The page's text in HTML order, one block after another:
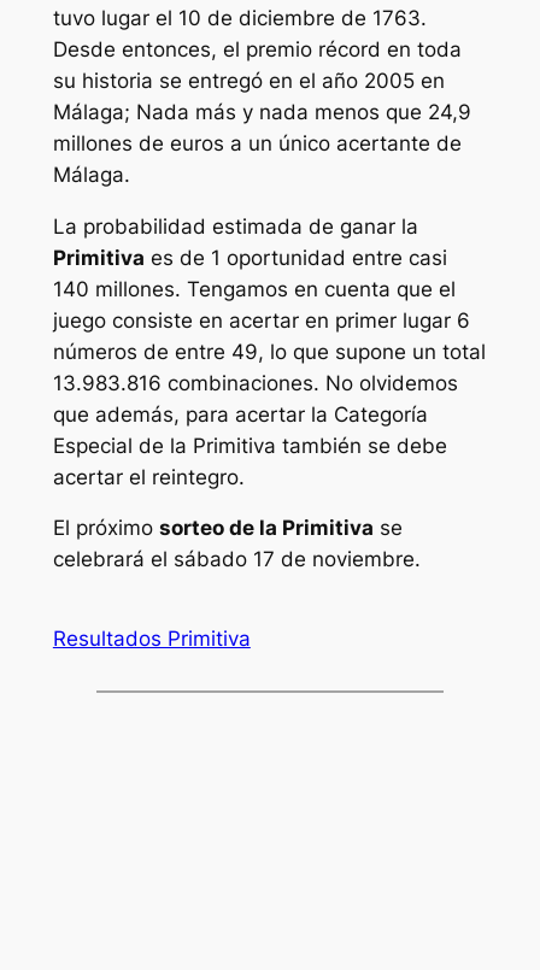
tuvo lugar el 10 de diciembre de 1763.
Desde entonces, el premio récord en toda
su historia se entregó en el año 2005 en
Málaga; Nada más y nada menos que 24,9
millones de euros a un único acertante de
Málaga.
La probabilidad estimada de ganar la
Primitiva es de 1 oportunidad entre casi
140 millones. Tengamos en cuenta que el
juego consiste en acertar en primer lugar 6
números de entre 49, lo que supone un total
13.983.816 combinaciones. No olvidemos
que además, para acertar la Categoría
Especial de la Primitiva también se debe
acertar el reintegro.
El próximo sorteo de la Primitiva se
celebrará el sábado 17 de noviembre.
Resultados Primitiva